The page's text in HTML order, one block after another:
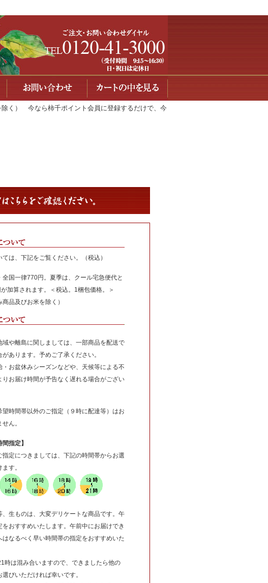
く） 今なら柿千ポイント会員に登録するだけで、今
ては、下記をご覧ください。（税込）
全国一律770円。夏季は、クール宅急便代と
加算されます。＜税込。1梱包価格。＞
商品及びお米を除く）
域や離島に関しましては、一部商品を配送で
があります。予めご了承ください。
・お盆休みシーズンなどや、天候等による不
りお届け時間が予告なく遅れる場合がござい
望時間帯以外のご指定（９時に配達等）はお
ん。
間指定】
指定につきましては、下記の時間帯からお選
す。
生ものは、大変デリケートな商品です。午
をおすすめいたします。午前中にお届けでき
はなるべく早い時間帯の指定をおすすめいた
時は混み合いますので、できましたら他の
びいただければ幸いです。